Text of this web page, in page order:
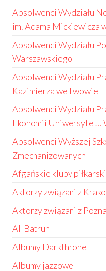
Absolwenci Wydziału
im. Adama Mickiewicza
Absolwenci Wydziału
Warszawskiego
Absolwenci Wydziału
Kazimierza we Lwowie
Absolwenci Wydziału
Ekonomii Uniwersytetu
Absolwenci Wyższej
Zmechanizowanych
Afgańskie kluby
Aktorzy związani z
Aktorzy związani z
Al-Batrun
Albumy Darkthrone
Albumy jazzowe